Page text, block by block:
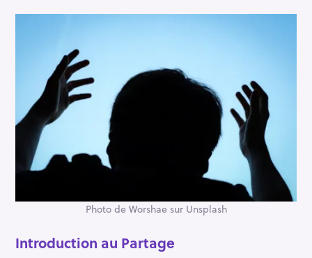
Photo de Worshae sur Unsplash
Introduction au Partage